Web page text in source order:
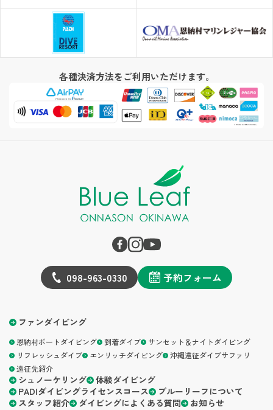
各種決済方法をご利用いただけます。
098-963-0330 予約フォーム
ファンダイビング
恩納村ボートダイビング 到着ダイブ
サンセット＆ナイトダイビング
リフレッシュダイブ
エンリッチダイビング
沖縄遠征ダイブサファリ
遠征先紹介
シュノーケリング
体験ダイビング
PADIダイビングライセンスコース
ブルーリーフについて
スタッフ紹介
ダイビングによくある質問 お知らせ